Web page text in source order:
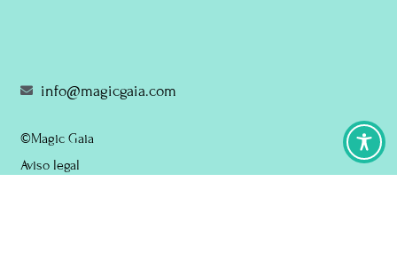
info@magicgaia.com
©Magic Gaia
Aviso legal